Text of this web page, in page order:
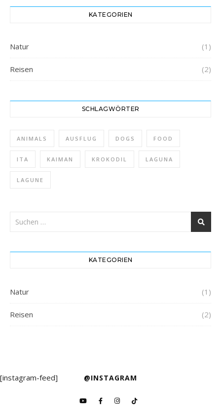
KATEGORIEN
Natur (1)
Reisen (2)
SCHLAGWÖRTER
ANIMALS AUSFLUG DOGS FOOD
ITA KAIMAN KROKODIL LAGUNA
LAGUNE
KATEGORIEN
Natur (1)
Reisen (2)
@INSTAGRAM
[instagram-feed]